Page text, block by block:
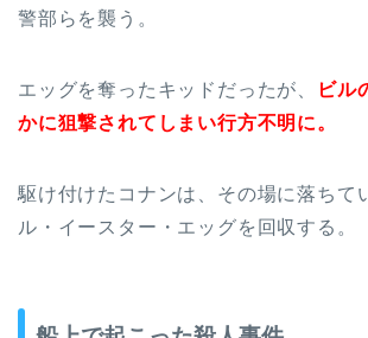
警部らを襲う。
エッグを奪ったキッドだったが、
ビル
かに狙撃されてしまい行方不明に。
駆け付けたコナンは、その場に落ちて
ル・イースター・エッグを回収する。